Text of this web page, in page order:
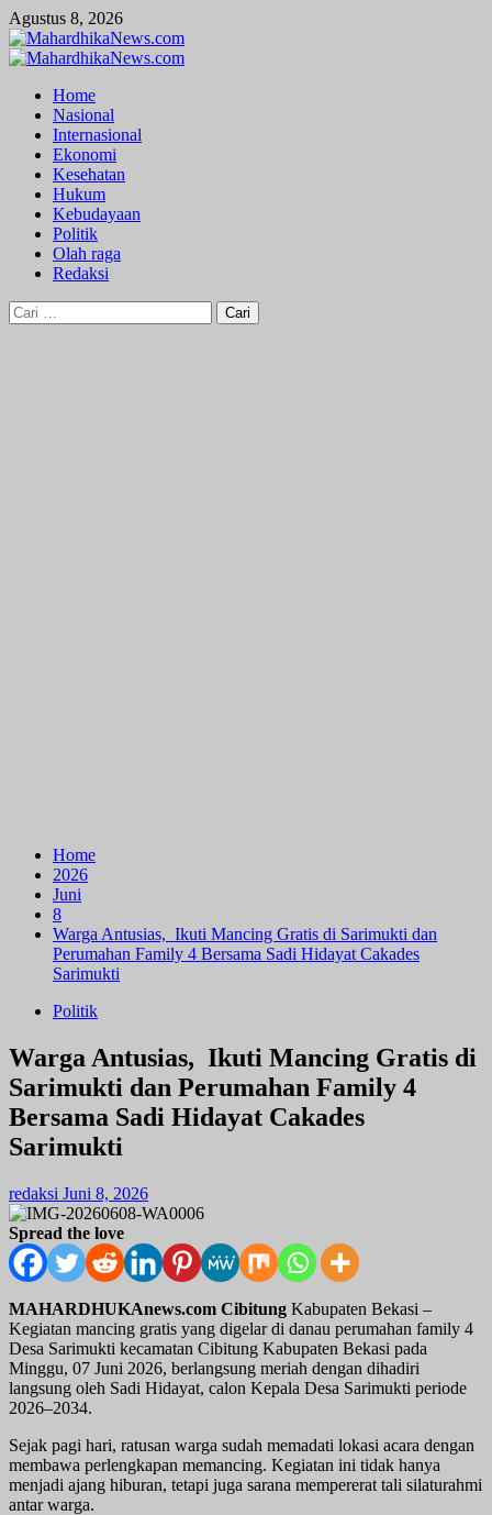
Skip
to
content
Agustus 8, 2026
Primary
Home
Nasional
Internasional
Ekonomi
Kesehatan
Hukum
Kebudayaan
Politik
Olah raga
Redaksi
Cari
untuk:
Home
2026
Juni
8
Warga Antusias, Ikuti Mancing Gratis di Sarimukti dan
Perumahan Family 4 Bersama Sadi Hidayat Cakades
Sarimukti
Politik
Warga Antusias, Ikuti Mancing Gratis di
Sarimukti dan Perumahan Family 4
Bersama Sadi Hidayat Cakades
Sarimukti
redaksi Juni 8, 2026
Spread the love
MAHARDHUKAnews.com Cibitung Kabupaten Bekasi –
Kegiatan mancing gratis yang digelar di danau perumahan family 4
Desa Sarimukti kecamatan Cibitung Kabupaten Bekasi pada
Minggu, 07 Juni 2026, berlangsung meriah dengan dihadiri
langsung oleh Sadi Hidayat, calon Kepala Desa Sarimukti periode
2026–2034.
Sejak pagi hari, ratusan warga sudah memadati lokasi acara dengan
membawa perlengkapan memancing. Kegiatan ini tidak hanya
menjadi ajang hiburan, tetapi juga sarana mempererat tali silaturahmi
antar warga.